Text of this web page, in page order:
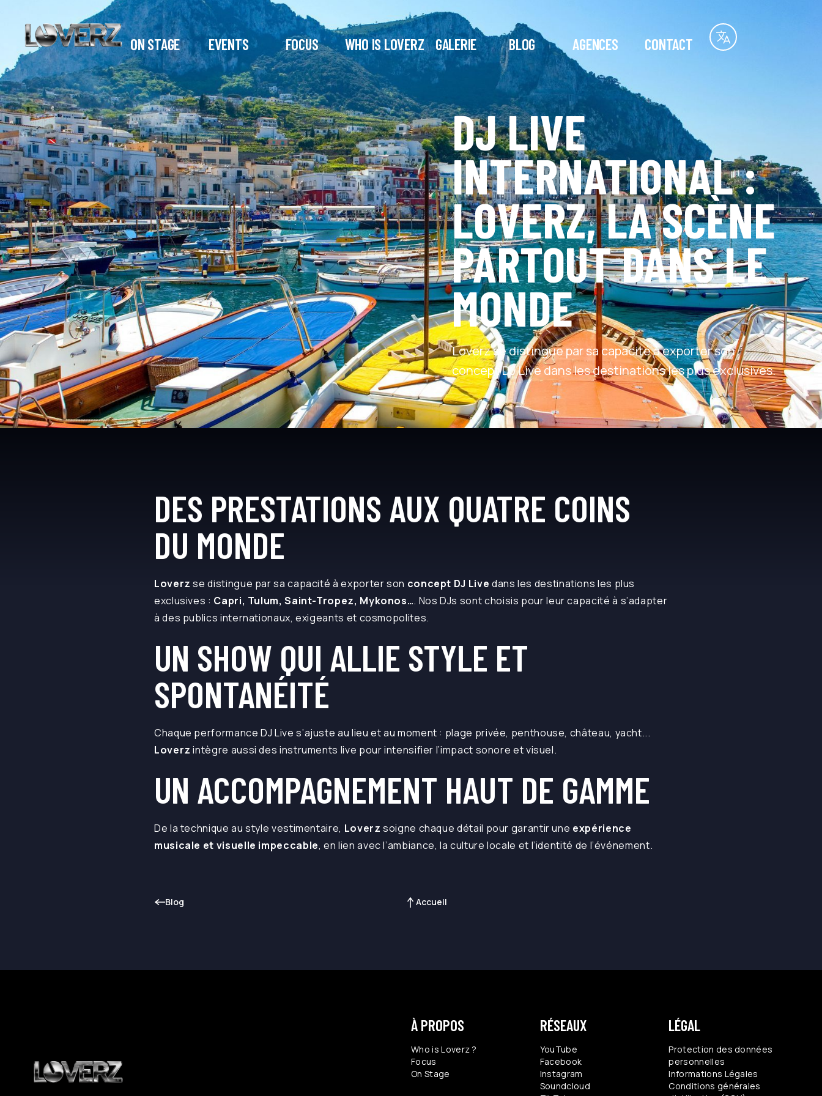
ON STAGE EVENTS FOCUS WHO IS LOVERZGALERIE BLOG AGENCES CONTACT
DJ LIVE
INTERNATIONAL :
LOVERZ, LA SCÈNE
PARTOUT DANS LE
MONDE
Loverz se distingue par sa capacité à exporter son
concept DJ Live dans les destinations les plus exclusives.
DES PRESTATIONS AUX QUATRE COINS
DU MONDE
Loverz se distingue par sa capacité à exporter son concept DJ Live dans les destinations les plus
exclusives : Capri, Tulum, Saint-Tropez, Mykonos…. Nos DJs sont choisis pour leur capacité à s’adapter
à des publics internationaux, exigeants et cosmopolites.
UN SHOW QUI ALLIE STYLE ET
SPONTANÉITÉ
Chaque performance DJ Live s’ajuste au lieu et au moment : plage privée, penthouse, château, yacht...
Loverz intègre aussi des instruments live pour intensifier l’impact sonore et visuel.
UN ACCOMPAGNEMENT HAUT DE GAMME
De la technique au style vestimentaire, Loverz soigne chaque détail pour garantir une expérience
musicale et visuelle impeccable, en lien avec l’ambiance, la culture locale et l’identité de l’événement.
Blog Accueil
À PROPOS
Who is Loverz ?
Focus
On Stage
RÉSEAUX
YouTube
Facebook
Instagram
Soundcloud
LÉGAL
Protection des données
personnelles
Informations Légales
Conditions générales